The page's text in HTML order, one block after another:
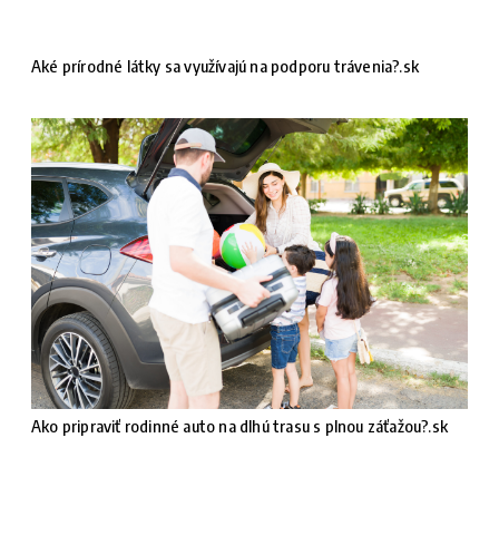
Aké prírodné látky sa využívajú na podporu trávenia?.sk
Ako pripraviť rodinné auto na dlhú trasu s plnou záťažou?.sk